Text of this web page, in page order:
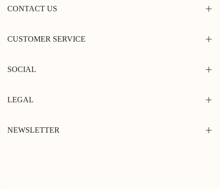
CONTACT US
CUSTOMER SERVICE
SOCIAL
LEGAL
NEWSLETTER